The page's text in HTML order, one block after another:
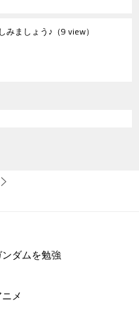
みましょう♪ （9 view）
ンダムを勉強
ニメ